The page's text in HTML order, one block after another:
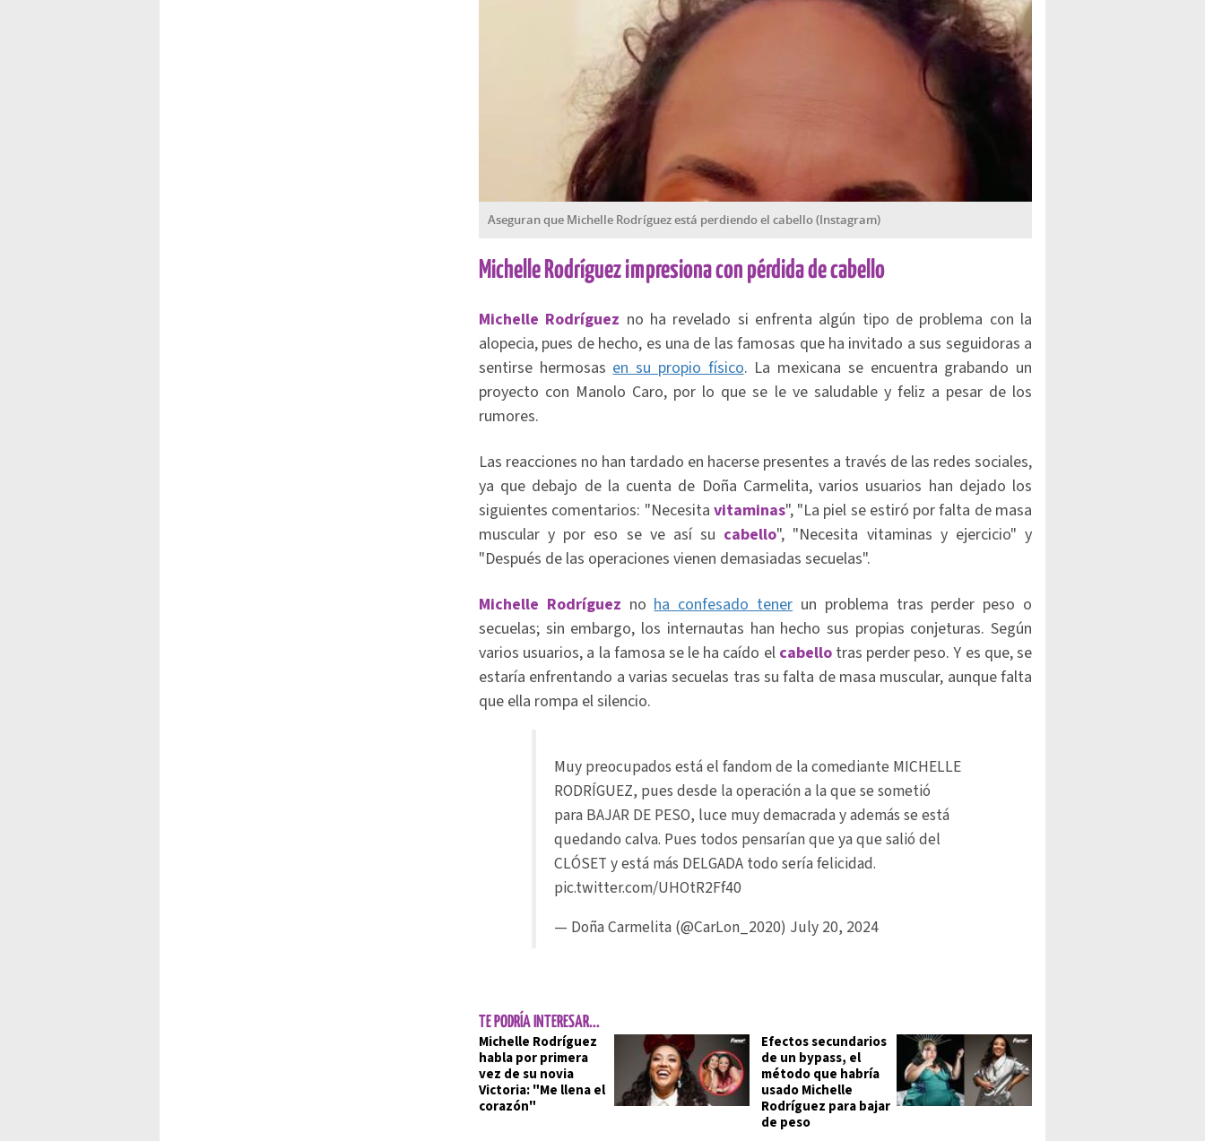
Aseguran que Michelle Rodríguez está perdiendo el cabello (Instagram)
Michelle Rodríguez impresiona con pérdida de cabello
Michelle Rodríguez no ha revelado si enfrenta algún tipo de problema con la
alopecia, pues de hecho, es una de las famosas que ha invitado a sus seguidoras a
sentirse hermosasen su propio físico. La mexicana se encuentra grabando un
proyecto con Manolo Caro, por lo que se le ve saludable y feliz a pesar de los
rumores.
Las reacciones no han tardado en hacerse presentes a través de las redes sociales,
ya que debajo de la cuenta de Doña Carmelita, varios usuarios han dejado los
siguientes comentarios: "Necesita vitaminas", "La piel se estiró por falta de masa
muscular y por eso se ve así su cabello", "Necesita vitaminas y ejercicio" y
"Después de las operaciones vienen demasiadas secuelas".
Michelle Rodríguez noha confesado tener un problema tras perder peso o
secuelas; sin embargo, los internautas han hecho sus propias conjeturas. Según
varios usuarios, a la famosa se le ha caído el cabellotras perder peso. Y es que, se
estaría enfrentando a varias secuelas tras su falta de masa muscular, aunque falta
que ella rompa el silencio.
Muy preocupados está el fandom de la comediante MICHELLE
RODRÍGUEZ, pues desde la operación a la que se sometió
para BAJAR DE PESO, luce muy demacrada y además se está
quedando calva. Pues todos pensarían que ya que salió del
CLÓSET y está más DELGADA todo sería felicidad.
pic.twitter.com/UHOtR2Ff40
— Doña Carmelita (@CarLon_2020) July 20, 2024
TE PODRÍA INTERESAR...
Michelle Rodríguez
habla por primera
vez de su novia
Victoria: "Me llena el
corazón"
Efectos secundarios
de un bypass, el
método que habría
usado Michelle
Rodríguez para bajar
de peso